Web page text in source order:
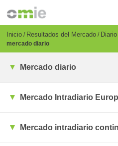
principal
Breadcrumb
Inicio Resultados del Mercado Diario
mercado diario
Mercado diario
Mercado Intradiario
Mercado intradiario